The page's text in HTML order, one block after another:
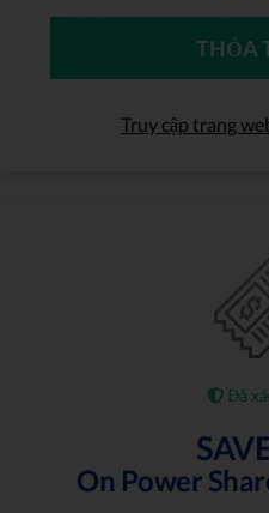
THỎA
Truy cập trang
Đã
On Power